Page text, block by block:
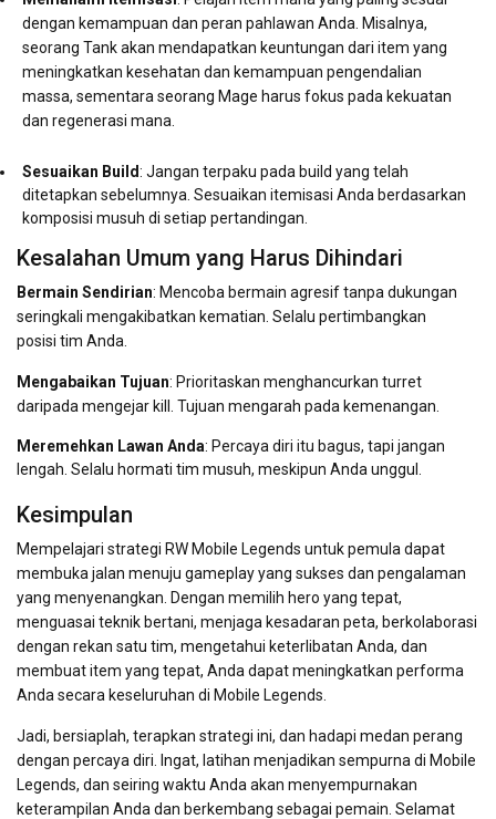
dengan kemampuan dan peran pahlawan Anda. Misalnya,
seorang Tank akan mendapatkan keuntungan dari item yang
meningkatkan kesehatan dan kemampuan pengendalian
massa, sementara seorang Mage harus fokus pada kekuatan
dan regenerasi mana.
Sesuaikan Build: Jangan terpaku pada build yang telah
ditetapkan sebelumnya. Sesuaikan itemisasi Anda berdasarkan
komposisi musuh di setiap pertandingan.
Kesalahan Umum yang Harus Dihindari
Bermain Sendirian: Mencoba bermain agresif tanpa dukungan
seringkali mengakibatkan kematian. Selalu pertimbangkan
posisi tim Anda.
Mengabaikan Tujuan: Prioritaskan menghancurkan turret
daripada mengejar kill. Tujuan mengarah pada kemenangan.
Meremehkan Lawan Anda: Percaya diri itu bagus, tapi jangan
lengah. Selalu hormati tim musuh, meskipun Anda unggul.
Kesimpulan
Mempelajari strategi RW Mobile Legends untuk pemula dapat
membuka jalan menuju gameplay yang sukses dan pengalaman
yang menyenangkan. Dengan memilih hero yang tepat,
menguasai teknik bertani, menjaga kesadaran peta, berkolaborasi
dengan rekan satu tim, mengetahui keterlibatan Anda, dan
membuat item yang tepat, Anda dapat meningkatkan performa
Anda secara keseluruhan di Mobile Legends.
Jadi, bersiaplah, terapkan strategi ini, dan hadapi medan perang
dengan percaya diri. Ingat, latihan menjadikan sempurna di Mobile
Legends, dan seiring waktu Anda akan menyempurnakan
keterampilan Anda dan berkembang sebagai pemain. Selamat